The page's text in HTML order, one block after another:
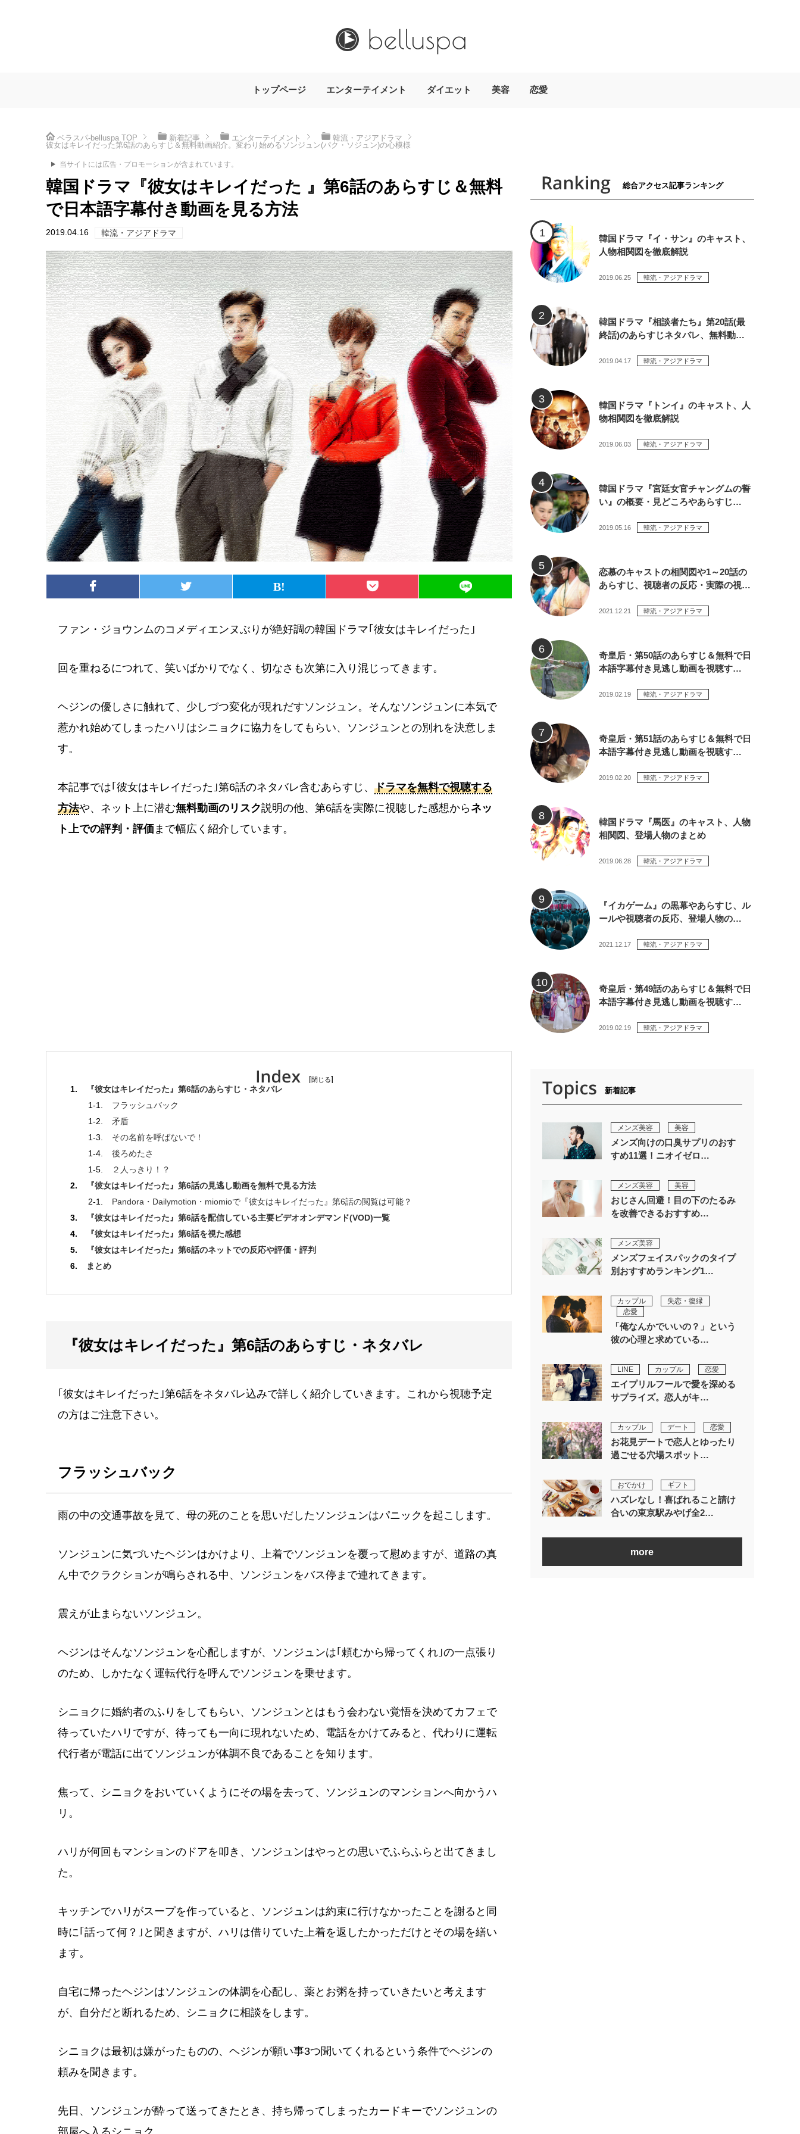
トップページ エンターテイメント ダイエット 美容 恋愛
ベラスパ-belluspa TOP 新着記事 エンターテイメント
韓流・アジアドラマ
彼女はキレイだった第6話のあらすじ＆無料動画紹介。変わり始めるソンジュン(パク・ソジュン)の心模様
当サイトには広告・プロモーションが含まれています。
韓国ドラマ『彼女はキレイだった 』第6話のあらすじ＆無料
で日本語字幕付き動画を見る方法
2019.04.16 韓流・アジアドラマ
ファン・ジョウンムのコメディエンヌぶりが絶好調の韓国ドラマ｢彼女はキレイだった｣
回を重ねるにつれて、笑いばかりでなく、切なさも次第に入り混じってきます。
ヘジンの優しさに触れて、少しづつ変化が現れだすソンジュン。そんなソンジュンに本気で
惹かれ始めてしまったハリはシニョクに協力をしてもらい、ソンジュンとの別れを決意しま
す。
本記事では｢彼女はキレイだった｣第6話のネタバレ含むあらすじ、 ドラマを無料で視聴する
方法や、ネット上に潜む無料動画のリスク説明の他、第6話を実際に視聴した感想からネッ
ト上での評判・評価 まで幅広く紹介しています。
[
]
『彼女はキレイだった』第6話のあらすじ・ネタバレ
フラッシュバック
矛盾
その名前を呼ばないで！
後ろめたさ
２人っきり！？
『彼女はキレイだった』第6話の見逃し動画を無料で見る方法
Pandora・Dailymotion・miomioで『彼女はキレイだった』第6話の閲覧は可能？
『彼女はキレイだった』第6話を配信している主要ビデオオンデマンド(VOD)一覧
『彼女はキレイだった』第6話を視た感想
『彼女はキレイだった』第6話のネットでの反応や評価・評判
まとめ
『彼女はキレイだった』第6話のあらすじ・ネタバレ
｢彼女はキレイだった｣第6話をネタバレ込みで詳しく紹介していきます。これから視聴予定
の方はご注意下さい。
フラッシュバック
雨の中の交通事故を見て、母の死のことを思いだしたソンジュンはパニックを起こします。
ソンジュンに気づいたヘジンはかけより、上着でソンジュンを覆って慰めますが、道路の真
ん中でクラクションが鳴らされる中、ソンジュンをバス停まで連れてきます。
震えが止まらないソンジュン。
ヘジンはそんなソンジュンを心配しますが、ソンジュンは｢頼むから帰ってくれ｣の一点張り
のため、しかたなく運転代行を呼んでソンジュンを乗せます。
シニョクに婚約者のふりをしてもらい、ソンジュンとはもう会わない覚悟を決めてカフェで
待っていたハリですが、待っても一向に現れないため、電話をかけてみると、代わりに運転
代行者が電話に出てソンジュンが体調不良であることを知ります。
焦って、シニョクをおいていくようにその場を去って、ソンジュンのマンションへ向かうハ
リ。
ハリが何回もマンションのドアを叩き、ソンジュンはやっとの思いでふらふらと出てきまし
た。
キッチンでハリがスープを作っていると、ソンジュンは約束に行けなかったことを謝ると同
時に｢話って何？｣と聞きますが、ハリは借りていた上着を返したかっただけとその場を繕い
ます。
自宅に帰ったヘジンはソンジュンの体調を心配し、薬とお粥を持っていきたいと考えます
が、自分だと断れるため、シニョクに相談をします。
シニョクは最初は嫌がったものの、ヘジンが願い事3つ聞いてくれるという条件でヘジンの
頼みを聞きます。
先日、ソンジュンが酔って送ってきたとき、持ち帰ってしまったカードキーでソンジュンの
部屋へ入るシニョク。
総合アクセス記事ランキング
韓国ドラマ『イ・サン』のキャスト、
人物相関図を徹底解説
2019.06.25 韓流・アジアドラマ
韓国ドラマ『相談者たち』第20話(最
終話)のあらすじネタバレ、無料動…
2019.04.17 韓流・アジアドラマ
韓国ドラマ『トンイ』のキャスト、人
物相関図を徹底解説
2019.06.03 韓流・アジアドラマ
韓国ドラマ『宮廷女官チャングムの誓
い』の概要・見どころやあらすじ…
2019.05.16 韓流・アジアドラマ
恋慕のキャストの相関図や1～20話の
あらすじ、視聴者の反応・実際の視…
2021.12.21 韓流・アジアドラマ
奇皇后・第50話のあらすじ＆無料で日
本語字幕付き見逃し動画を視聴す…
2019.02.19 韓流・アジアドラマ
奇皇后・第51話のあらすじ＆無料で日
本語字幕付き見逃し動画を視聴す…
2019.02.20 韓流・アジアドラマ
韓国ドラマ『馬医』のキャスト、人物
相関図、登場人物のまとめ
2019.06.28 韓流・アジアドラマ
『イカゲーム』の黒幕やあらすじ、ル
ールや視聴者の反応、登場人物の…
2021.12.17 韓流・アジアドラマ
奇皇后・第49話のあらすじ＆無料で日
本語字幕付き見逃し動画を視聴す…
2019.02.19 韓流・アジアドラマ
新着記事
メンズ美容 美容
メンズ向けの口臭サプリのおす
すめ11選！ニオイゼロ…
メンズ美容 美容
おじさん回避！目の下のたるみ
を改善できるおすすめ…
メンズ美容
メンズフェイスパックのタイプ
別おすすめランキング1…
カップル
失恋・復縁
恋愛
「俺なんかでいいの？」という
彼の心理と求めている…
LINE カップル 恋愛
エイプリルフールで愛を深める
サプライズ。恋人がキ…
カップル デート 恋愛
お花見デートで恋人とゆったり
過ごせる穴場スポット…
おでかけ ギフト
ハズレなし！喜ばれること請け
合いの東京駅みやげ全2…
more